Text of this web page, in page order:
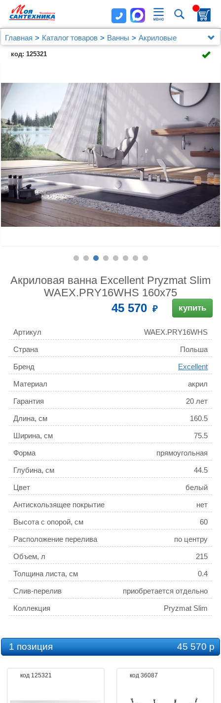
Главная Каталог товаров Ванны
Акриловые
Акриловая ванна Excellent Pryzmat Slim
WAEX.PRY16WHS 160x75
код: 125321
Акриловая ванна Excellent Pryzmat Slim
WAEX.PRY16WHS 160x75
45 570 купить
Артикул WAEX.PRY16WHS
Страна Польша
Бренд Excellent
Материал акрил
Гарантия 20 лет
Длина, см 160.5
Ширина, см 75.5
Форма прямоугольная
Глубина, см 44.5
Цвет белый
Антискользящее покрытие нет
Высота с опорой, см 60
Расположение перелива по центру
Объем, л 215
Толщина листа, см 0.4
Слив-перелив приобретается отдельно
Коллекция Pryzmat Slim
1 позиция 45 570 р
код 125321 код 36087